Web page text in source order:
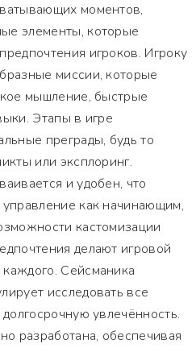
моментов,
элементы, которые
игроков. Игроку
миссии, которые
мышление, быстрые
Этапы в игре
преграды, будь то
или эксплоринг.
и удобен, что
как начинающим,
кастомизации
делают игровой
Сейсманика
исследовать все
увлечённость.
разработана, обеспечивая